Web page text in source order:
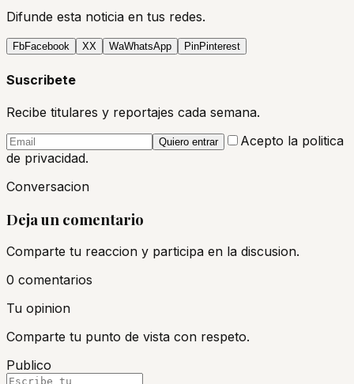
Difunde esta noticia en tus redes.
FbFacebook XX WaWhatsApp PinPinterest
Suscribete
Recibe titulares y reportajes cada semana.
Quiero entrar
Acepto la politica
de privacidad.
Conversacion
Deja un comentario
Comparte tu reaccion y participa en la discusion.
0 comentarios
Tu opinion
Comparte tu punto de vista con respeto.
Publico